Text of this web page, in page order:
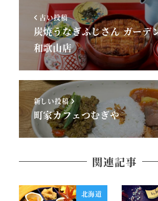
古い投稿
炭焼うなぎふじさん ガーデ
和歌山店
新しい投稿
町家カフェつむぎや
関連記事
北海道